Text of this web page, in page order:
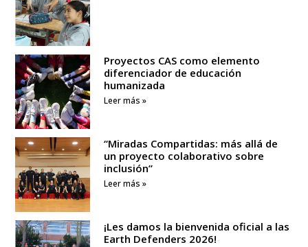
Proyectos CAS como elemento
diferenciador de educación
humanizada
Leer más »
“Miradas Compartidas: más allá de
un proyecto colaborativo sobre
inclusión”
Leer más »
¡Les damos la bienvenida oficial a las
Earth Defenders 2026!